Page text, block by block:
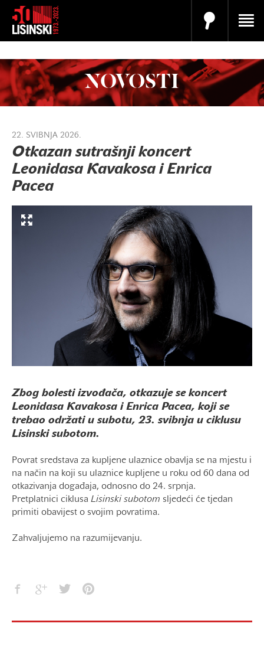
NOVOSTI
22. SVIBNJA 2026.
Otkazan sutrašnji koncert
Leonidasa Kavakosa i Enrica
Pacea
Zbog bolesti izvođača, otkazuje se koncert
Leonidasa Kavakosa i Enrica Pacea, koji se
trebao održati u subotu, 23. svibnja u ciklusu
Lisinski subotom.
Povrat sredstava za kupljene ulaznice obavlja se na mjestu i
na način na koji su ulaznice kupljene u roku od 60 dana od
otkazivanja događaja, odnosno do 24. srpnja.
Pretplatnici ciklusa Lisinski subotom sljedeći će tjedan
primiti obavijest o svojim povratima.
Zahvaljujemo na razumijevanju.